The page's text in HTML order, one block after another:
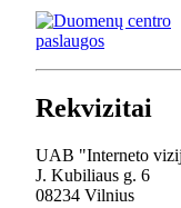
Rekvizitai
UAB "Interneto
J. Kubiliaus g. 6
08234 Vilnius